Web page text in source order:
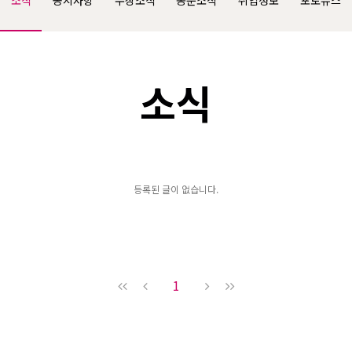
소식
등록된 글이 없습니다.
1